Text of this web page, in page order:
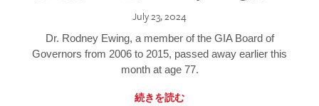
July 23, 2024
Dr. Rodney Ewing, a member of the GIA Board of
Governors from 2006 to 2015, passed away earlier this
month at age 77.
続きを読む